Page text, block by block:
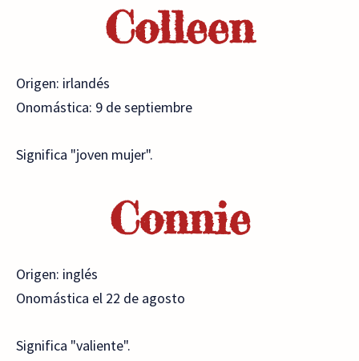
Colleen
Origen: irlandés
Onomástica: 9 de septiembre
Significa "joven mujer".
Connie
Origen: inglés
Onomástica el 22 de agosto
Significa "valiente".